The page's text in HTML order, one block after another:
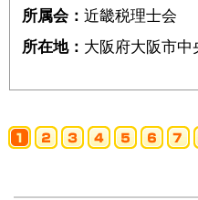
所属会： 近畿税理士会
所在地： 大阪府大阪市中